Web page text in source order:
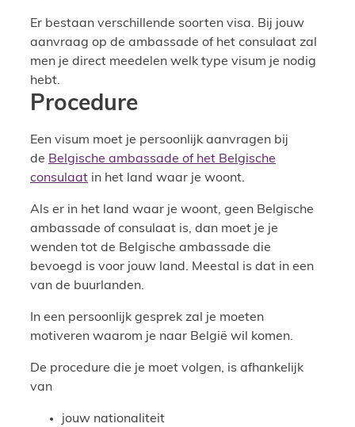
Er bestaan verschillende soorten visa. Bij jouw
aanvraag op de ambassade of het consulaat zal
men je direct meedelen welk type visum je nodig
hebt.
Procedure
Een visum moet je persoonlijk aanvragen bij
de Belgische ambassade of het Belgische
consulaat in het land waar je woont.
Als er in het land waar je woont, geen Belgische
ambassade of consulaat is, dan moet je je
wenden tot de Belgische ambassade die
bevoegd is voor jouw land. Meestal is dat in een
van de buurlanden.
In een persoonlijk gesprek zal je moeten
motiveren waarom je naar België wil komen.
De procedure die je moet volgen, is afhankelijk
van
jouw nationaliteit